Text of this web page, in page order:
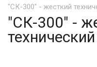
"СК-300" - жесткий
"СК-300" -